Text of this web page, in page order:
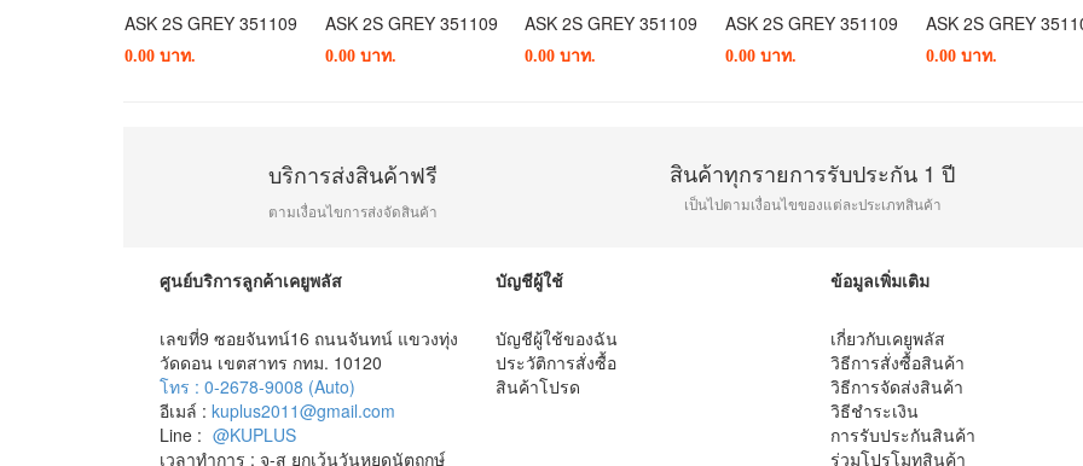
ASK 2S GREY 351109
0.00 บาท.
ASK 2S GREY 351109
0.00 บาท.
ASK 2S GREY 351109
0.00 บาท.
ASK 2S GREY 351109
0.00 บาท.
ASK 2S GREY
0.00 บาท.
บริการส่งสินค้าฟรี
ตามเงื่อนไขการส่งจัดสินค้า
สินค้าทุกรายการรับประกัน 1 ปี
เป็นไปตามเงื่อนไขของแต่ละประเภทสินค้า
ศูนย์บริการลูกค้าเคยูพลัส
เลขที่9 ซอยจันทน์16 ถนนจันทน์ แขวงทุ่ง
วัดดอน เขตสาทร กทม. 10120
โทร : 0-2678-9008 (Auto)
อีเมล์ : kuplus2011@gmail.com
Line : @KUPLUS
เวลาทำการ : จ-ส ยกเว้นวันหยุดนัตฤกษ์
บัญชีผู้ใช้
บัญชีผู้ใช้ของฉัน
ประวัติการสั่งซื้อ
สินค้าโปรด
ข้อมูลเพิ่มเติม
เกี่ยวกับเคยูพลัส
วิธีการสั่งซื้อสินค้า
วิธีการจัดส่งสินค้า
วิธีชำระเงิน
การรับประกันสินค้า
ร่วมโปรโมทสินค้า